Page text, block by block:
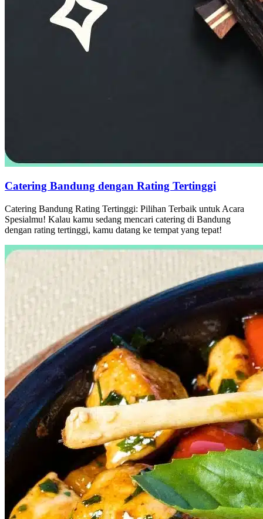
Catering Bandung dengan Rating Tertinggi
Catering Bandung Rating Tertinggi: Pilihan Terbaik untuk Acara
Spesialmu! Kalau kamu sedang mencari catering di Bandung
dengan rating tertinggi, kamu datang ke tempat yang tepat!